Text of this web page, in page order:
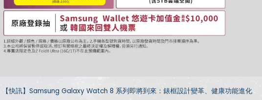
【快訊】Samsung Galaxy Watch 8 系列即將到來：錶框設計變革、健康功能進化